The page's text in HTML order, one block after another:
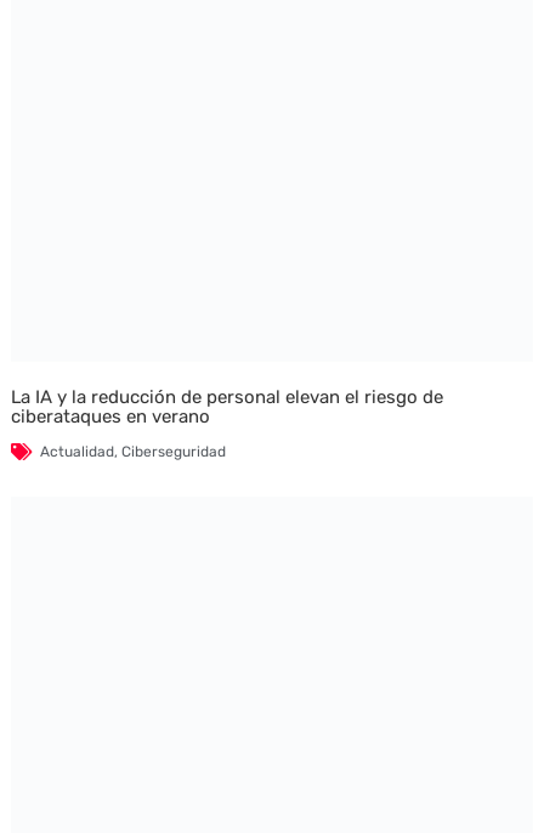
La IA y la reducción de personal elevan el riesgo de
ciberataques en verano
Actualidad, Ciberseguridad